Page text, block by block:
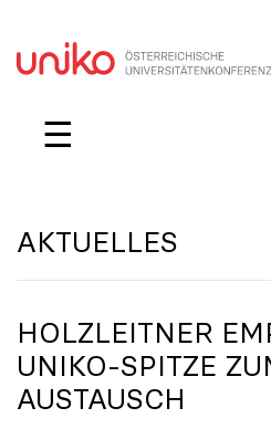
☰
AKTUELLES
HOLZLEITNER
UNIKO-SPITZE
AUSTAUSCH